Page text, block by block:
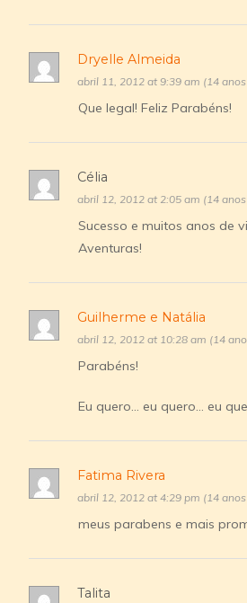
Dryelle Almeida
abril 11, 2012 at 9:39 am (14
Que legal! Feliz Parabéns!
Célia
abril 12, 2012 at 2:05 am (14
Sucesso e muitos anos de
Aventuras!
Guilherme e Natália
abril 12, 2012 at 10:28 am (14
Parabéns!
Eu quero… eu quero… eu
Fatima Rivera
abril 12, 2012 at 4:29 pm (14
meus parabens e mais
Talita